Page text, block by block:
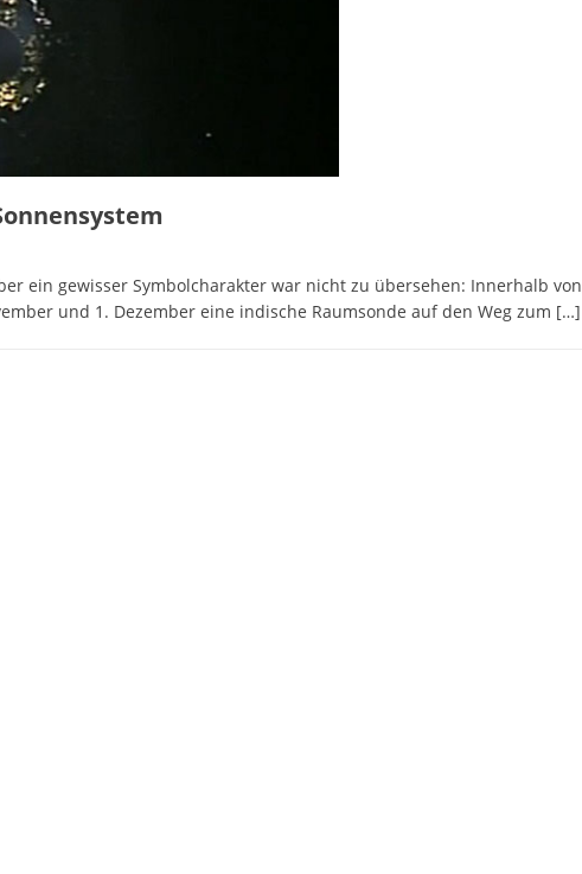
ein gewisser Symbolcharakter war nicht zu übersehen: Innerhalb von
und 1. Dezember eine indische Raumsonde auf den Weg zum […]